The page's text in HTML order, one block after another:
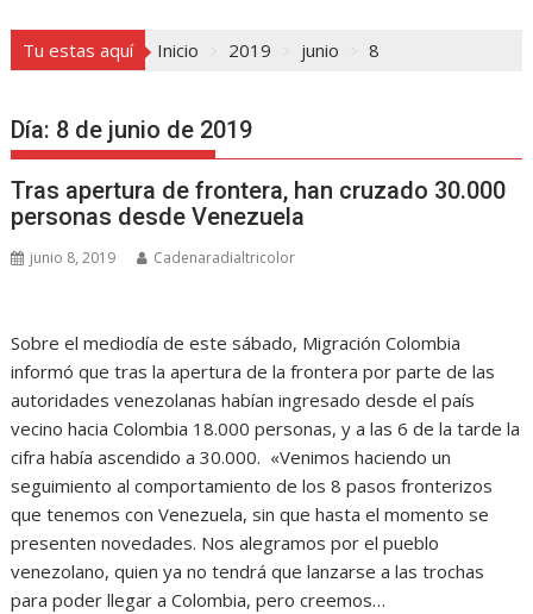
Tu estas aquí Inicio 2019 junio 8
Día: 8 de junio de 2019
Tras apertura de frontera, han cruzado 30.000
personas desde Venezuela
junio 8, 2019 Cadenaradialtricolor
Sobre el mediodía de este sábado, Migración Colombia
informó que tras la apertura de la frontera por parte de las
autoridades venezolanas habían ingresado desde el país
vecino hacia Colombia 18.000 personas, y a las 6 de la tarde la
cifra había ascendido a 30.000. «Venimos haciendo un
seguimiento al comportamiento de los 8 pasos fronterizos
que tenemos con Venezuela, sin que hasta el momento se
presenten novedades. Nos alegramos por el pueblo
venezolano, quien ya no tendrá que lanzarse a las trochas
para poder llegar a Colombia, pero creemos…